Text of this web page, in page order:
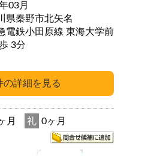
03月
県秦野市北矢名
電鉄小田原線 東海大学前
駅 徒歩 3分
月 礼 0ヶ月